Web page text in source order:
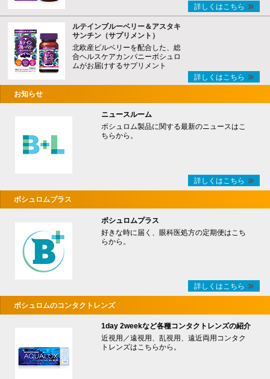
詳しくはこちら
ルテインブルーベリー＆アスタキ
サンチン（サプリメント）
北欧産ビルベリーを配合した、総
合ヘルスケアカンパニーボシュロ
ムがお届けするサプリメント
詳しくはこちら
お知らせ
ニュースルーム
ボシュロム製品に関する最新のニュースはこ
ちらから。
詳しくはこちら
ボシュロムプラス
ボシュロムプラス
好きな時に届く、眼科医処方の定期便はこち
らから。
詳しくはこちら
ボシュロムのコンタクトレンズ
1day 2weekなど各種コンタクトレンズの紹介
近視用／遠視用、乱視用、遠近両用コンタク
トレンズはこちらから。